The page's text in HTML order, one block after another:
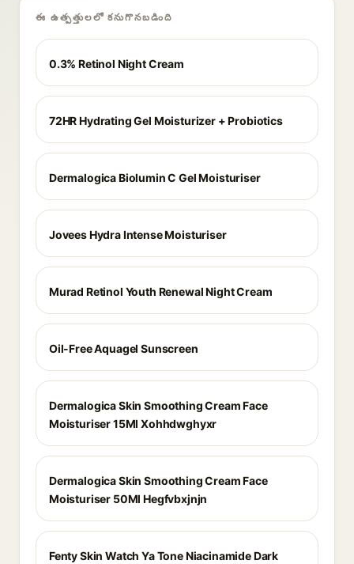
ఈ ఉత్పత్తులలో కనుగొనబడింది
0.3% Retinol Night Cream
72HR Hydrating Gel Moisturizer + Probiotics
Dermalogica Biolumin C Gel Moisturiser
Jovees Hydra Intense Moisturiser
Murad Retinol Youth Renewal Night Cream
Oil-Free Aquagel Sunscreen
Dermalogica Skin Smoothing Cream Face
Moisturiser 15Ml Xohhdwghyxr
Dermalogica Skin Smoothing Cream Face
Moisturiser 50Ml Hegfvbxjnjn
Fenty Skin Watch Ya Tone Niacinamide Dark